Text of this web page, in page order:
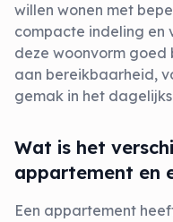
willen wonen met
compacte indeling
deze woonvorm goed
aan bereikbaarheid,
gemak in het
Wat is het
appartement en
Een appartement